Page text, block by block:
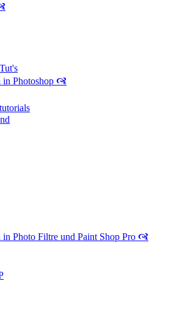
in Photoshop 🙧
Photo Filtre und Paint Shop Pro 🙧